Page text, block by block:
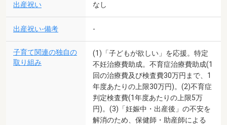
出産祝い なし
出産祝い-備考 -
子育て関連の独自の
取り組み
(1)「子どもが欲しい」を応援。特定
不妊治療費助成。不育症治療費助成(1
回の治療費及び検査費30万円まで、1
年度あたりの上限30万円)。(2)不育症
判定検査費(1年度あたりの上限5万
円)。(3)「妊娠中・出産後」の不安を
解消のため、保健師・助産師による